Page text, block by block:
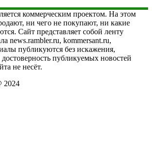
коммерческим проектом. На этом
ни чего не покупают, ни какие
Сайт представляет собой ленту
news.rambler.ru, kommersant.ru,
публикуются без искажения,
достоверность публикуемых новостей
не несёт.
2024